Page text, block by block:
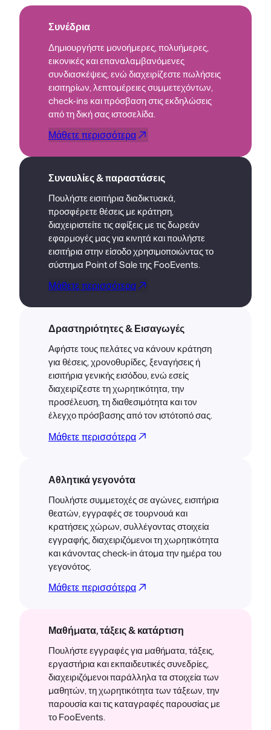
Συνέδρια
Δημιουργήστε μονοήμερες, πολυήμερες,
εικονικές και επαναλαμβανόμενες
συνδιασκέψεις, ενώ διαχειρίζεστε πωλήσεις
εισιτηρίων, λεπτομέρειες συμμετεχόντων,
check-ins και πρόσβαση στις εκδηλώσεις
από τη δική σας ιστοσελίδα.
Μάθετε περισσότερα
Συναυλίες & παραστάσεις
Πουλήστε εισιτήρια διαδικτυακά,
προσφέρετε θέσεις με κράτηση,
διαχειριστείτε τις αφίξεις με τις δωρεάν
εφαρμογές μας για κινητά και πουλήστε
εισιτήρια στην είσοδο χρησιμοποιώντας το
σύστημα Point of Sale της FooEvents.
Μάθετε περισσότερα
Δραστηριότητες & Εισαγωγές
Αφήστε τους πελάτες να κάνουν κράτηση
για θέσεις, χρονοθυρίδες, ξεναγήσεις ή
εισιτήρια γενικής εισόδου, ενώ εσείς
διαχειρίζεστε τη χωρητικότητα, την
προσέλευση, τη διαθεσιμότητα και τον
έλεγχο πρόσβασης από τον ιστότοπό σας.
Μάθετε περισσότερα
Αθλητικά γεγονότα
Πουλήστε συμμετοχές σε αγώνες, εισιτήρια
θεατών, εγγραφές σε τουρνουά και
κρατήσεις χώρων, συλλέγοντας στοιχεία
εγγραφής, διαχειριζόμενοι τη χωρητικότητα
και κάνοντας check-in άτομα την ημέρα του
γεγονότος.
Μάθετε περισσότερα
Μαθήματα, τάξεις & κατάρτιση
Πουλήστε εγγραφές για μαθήματα, τάξεις,
εργαστήρια και εκπαιδευτικές συνεδρίες,
διαχειριζόμενοι παράλληλα τα στοιχεία των
μαθητών, τη χωρητικότητα των τάξεων, την
παρουσία και τις καταγραφές παρουσίας με
το FooEvents.